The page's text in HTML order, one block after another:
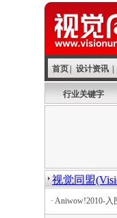
首页 设计资讯
行业关键字
视觉同盟
· Aniwow!2010-入